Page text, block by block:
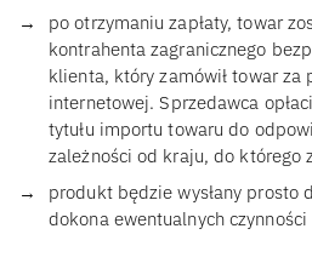
po otrzymaniu zapłaty, towar
kontrahenta zagranicznego
klienta, który zamówił towar za
internetowej. Sprzedawca
tytułu importu towaru do
zależności od kraju, do którego
produkt będzie wysłany prosto
dokona ewentualnych